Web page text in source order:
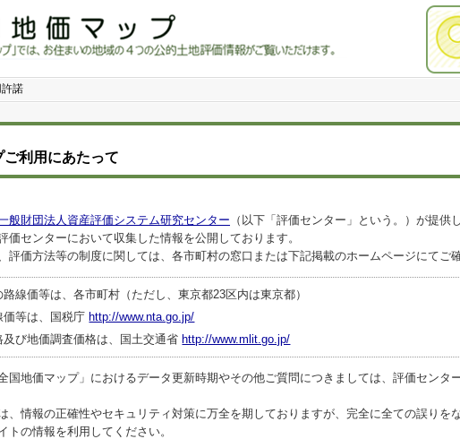
諾
利用にあたって
般財団法人資産評価システム研究センター （以下「評価センター」という。）が提
価センターにおいて収集した情報を公開しております。
評価方法等の制度に関しては、各市町村の窓口または下記掲載のホームページにてご
路線価等は、各市町村（ただし、東京都23区内は東京都）
価等は、国税庁 http://www.nta.go.jp/
及び地価調査価格は、国土交通省 http://www.mlit.go.jp/
地価マップ」におけるデータ更新時期やその他ご質問につきましては、評価センタ
、情報の正確性やセキュリティ対策に万全を期しておりますが、完全に全ての誤りを
トの情報を利用してください。